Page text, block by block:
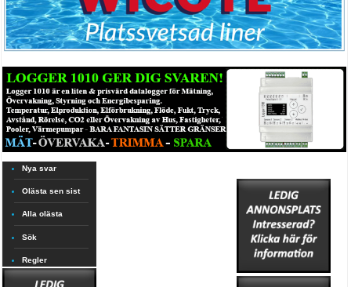
Nya svar
Olästa sen sist
Alla olästa
Sök
Regler